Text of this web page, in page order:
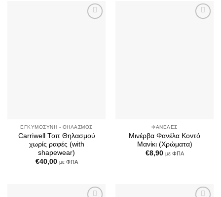
ΕΓΚΥΜΟΣΎΝΗ - ΘΗΛΑΣΜΌΣ
Carriwell Τοπ Θηλασμού
χωρίς ραφές (with
shapewear)
€40,00 με ΦΠΑ
ΦΑΝΈΛΕΣ
Μινέρβα Φανέλα Κοντό
Μανίκι (Χρώματα)
€8,90 με ΦΠΑ